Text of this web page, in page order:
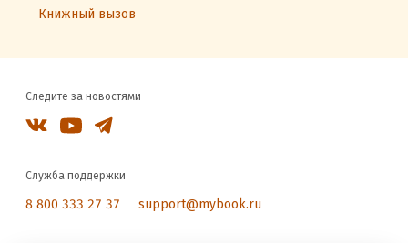
Книжный вызов
Следите за новостями
Служба поддержки
8 800 333 27 37 support@mybook.ru